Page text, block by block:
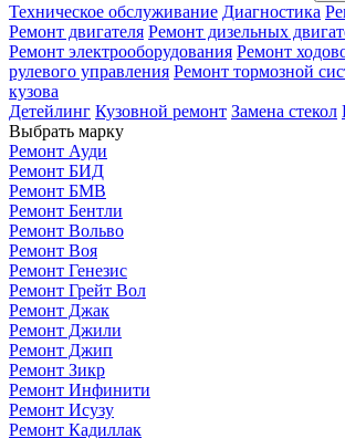
Техническое обслуживание Диагностика
Ремонт двигателя Ремонт дизельных
Ремонт электрооборудования Ремонт
рулевого управления Ремонт тормозной
кузова
Детейлинг Кузовной ремонт Замена стекол
Выбрать марку
Ремонт Ауди
Ремонт БИД
Ремонт БМВ
Ремонт Бентли
Ремонт Вольво
Ремонт Воя
Ремонт Генезис
Ремонт Грейт Вол
Ремонт Джак
Ремонт Джили
Ремонт Джип
Ремонт Зикр
Ремонт Инфинити
Ремонт Исузу
Ремонт Кадиллак